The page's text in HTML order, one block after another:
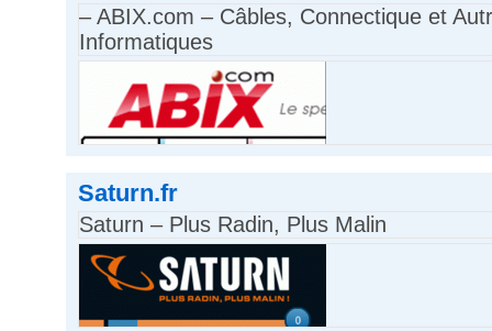
– ABIX.com – Câbles, Connectique et
Informatiques
Saturn.fr
Saturn – Plus Radin, Plus Malin